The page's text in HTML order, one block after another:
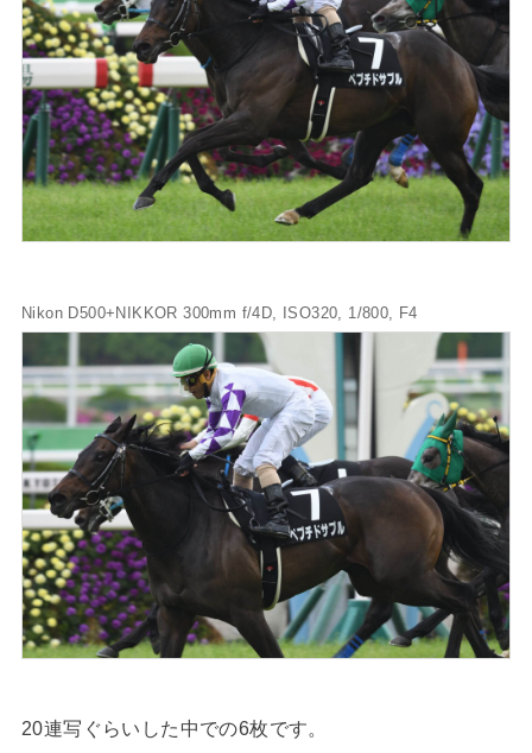
Nikon D500+NIKKOR 300mm f/4D, ISO320, 1/800, F4
20連写ぐらいした中での6枚です。